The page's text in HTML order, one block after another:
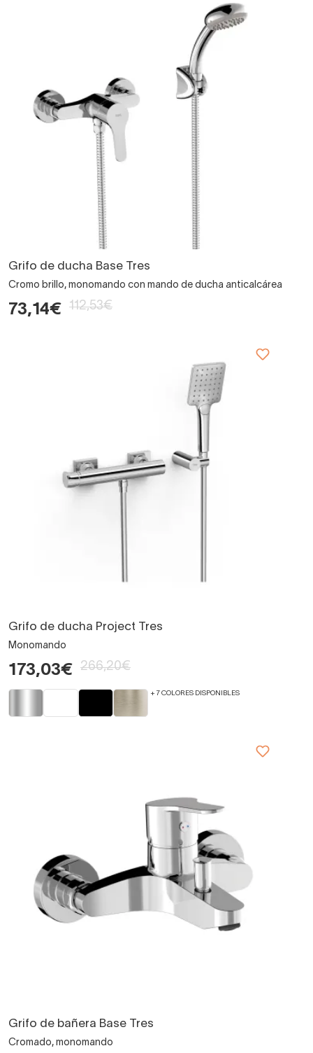
Grifo de ducha Base Tres
Cromo brillo, monomando con mando de ducha anticalcárea
73,14€ 112,53€
Grifo de ducha Project Tres
Monomando
173,03€ 266,20€
+ 7 COLORES DISPONIBLES
Grifo de bañera Base Tres
Cromado, monomando